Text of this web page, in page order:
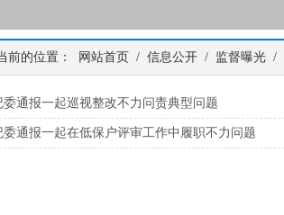
前的位置： 网站首页 / 信息公开 / 监督曝光 /
委通报一起巡视整改不力问责典型问题
委通报一起在低保户评审工作中履职不力问题